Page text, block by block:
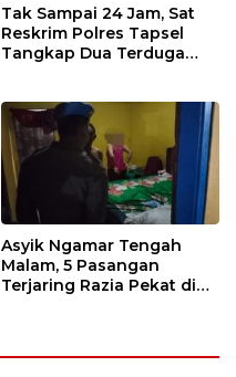
Tak Sampai 24 Jam, Sat
Reskrim Polres Tapsel
Tangkap Dua Terduga
Asyik Ngamar Tengah
Malam, 5 Pasangan
Terjaring Razia Pekat di